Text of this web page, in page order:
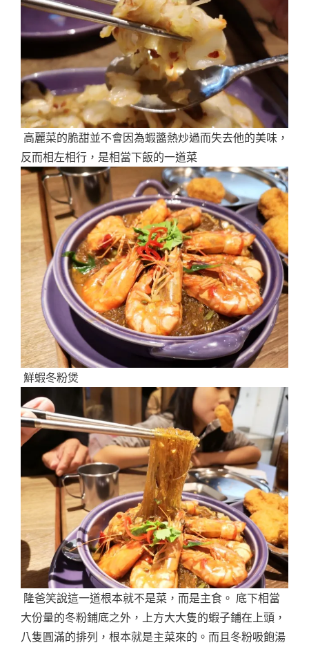
高麗菜的脆甜並不會因為蝦醬熱炒過而失去他的美味，
反而相左相行，是相當下飯的一道菜
鮮蝦冬粉煲
隆爸笑說這一道根本就不是菜，而是主食。 底下相當
大份量的冬粉鋪底之外，上方大大隻的蝦子鋪在上頭，
八隻圓滿的排列，根本就是主菜來的。而且冬粉吸飽湯